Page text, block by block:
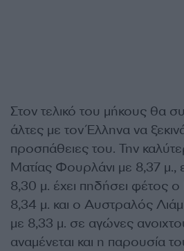
Στον τελικό του μήκους θα
άλτες με τον Έλληνα να
προσπάθειες του. Την
Ματίας Φουρλάνι με 8,37
8,30 μ. έχει πηδήσει φέτος ο
8,34 μ. και ο Αυστραλός
με 8,33 μ. σε αγώνες
αναμένεται και η παρουσία